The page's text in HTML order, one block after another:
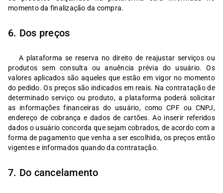
momento da finalização da compra.
6. Dos preços
A plataforma se reserva no direito de reajustar serviços ou
produtos sem consulta ou anuência prévia do usuário. Os
valores aplicados são aqueles que estão em vigor no momento
do pedido. Os preços são indicados em reais. Na contratação de
determinado serviço ou produto, a plataforma poderá solicitar
as informações financeiras do usuário, como CPF ou CNPJ,
endereço de cobrança e dados de cartões. Ao inserir referidos
dados o usuário concorda que sejam cobrados, de acordo com a
forma de pagamento que venha a ser escolhida, os preços então
vigentes e informados quando da contratação.
7. Do cancelamento